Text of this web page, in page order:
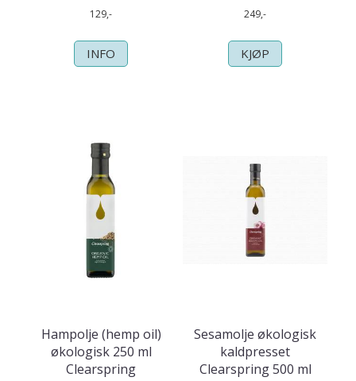
129,-
INFO
249,-
KJØP
Hampolje (hemp oil)
økologisk 250 ml
Clearspring
Sesamolje økologisk
kaldpresset
Clearspring 500 ml